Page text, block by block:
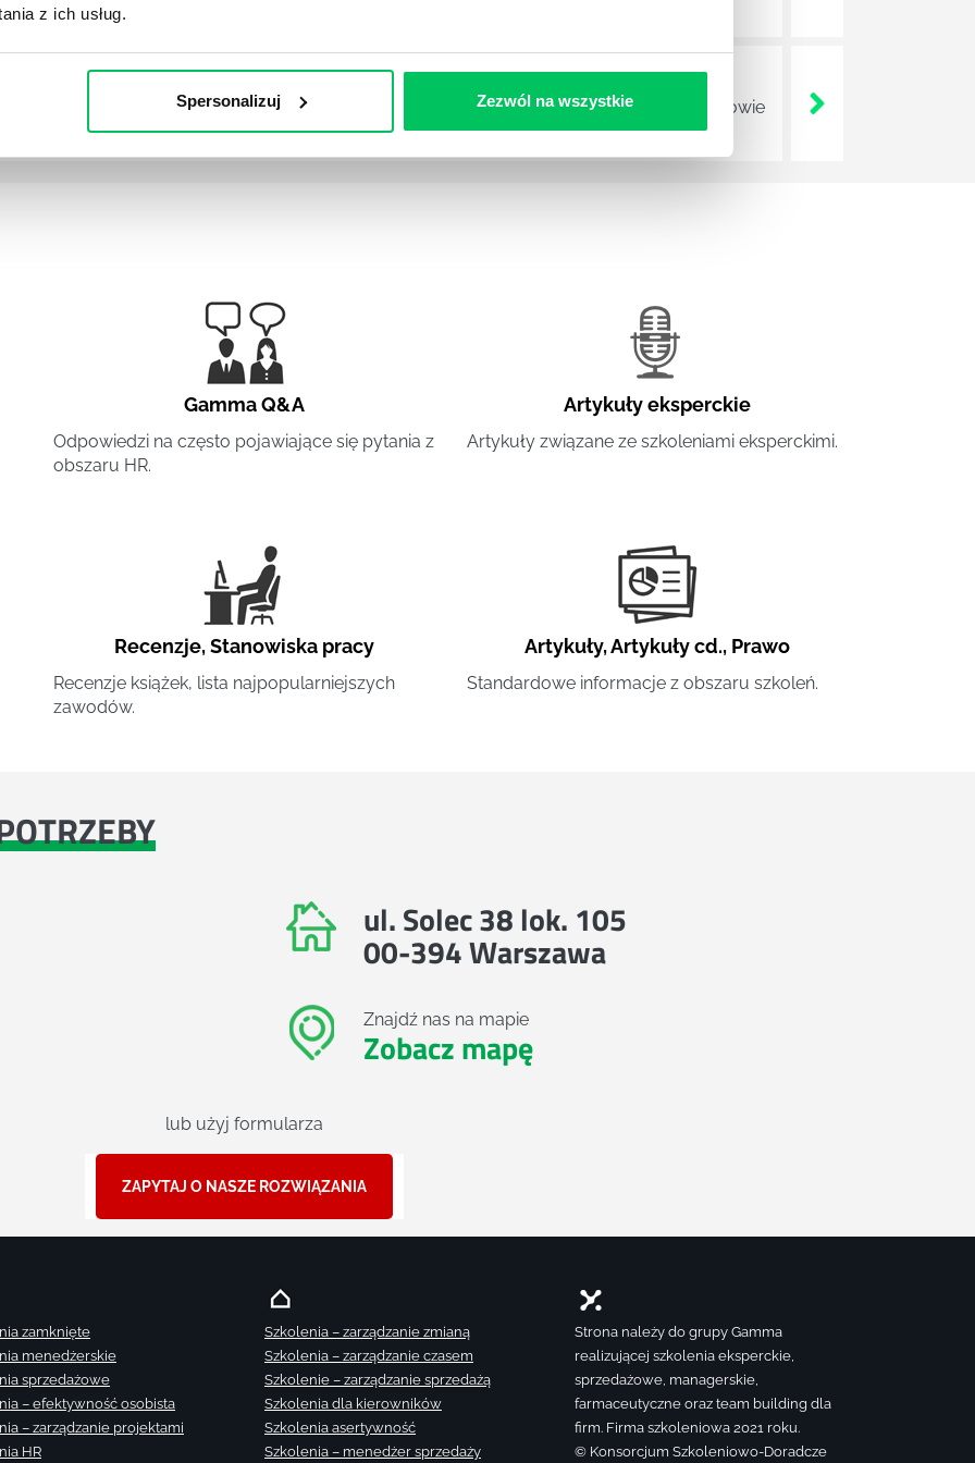
z ich usług.
Spersonalizuj Zezwól na wszystkie
Nowelizacja prawa budowlanego w 2020(łącznie ze zmianami, które wejdą w 2 połowie
Gamma Q&A
Odpowiedzi na często pojawiające się pytania z
obszaru HR.
Artykuły eksperckie
Artykuły związane ze szkoleniami eksperckimi.
Recenzje,Stanowiska pracy
Recenzje książek, lista najpopularniejszych
zawodów.
Artykuły,Artykuły cd., Prawo
Standardowe informacje z obszaru szkoleń.
ul. Solec 38 lok. 105
00-394 Warszawa
Znajdź nas na mapie
Zobacz mapę
lub użyj formularza
ZAPYTAJ O NASZE ROZWIĄZANIA
zamknięte
menedżerskie
sprzedażowe
– efektywność osobista
– zarządzanie projektami
HR
Szkolenia – zarządzanie zmianą
Szkolenia – zarządzanie czasem
Szkolenie – zarządzanie sprzedażą
Szkolenia dla kierowników
Szkolenia asertywność
Szkolenia – menedżer sprzedaży
Strona należy do grupy Gamma
realizującej szkolenia eksperckie,
sprzedażowe, managerskie,
farmaceutyczne oraz team building dla
firm. Firma szkoleniowa 2021 roku.
© Konsorcjum Szkoleniowo-Doradcze